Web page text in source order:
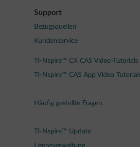
Support
Bezugsquellen
Kundenservice
TI-Nspire™ CX CAS Video-Tutorials
TI-Nspire™ CAS App Video
Häufig gestellte Fragen
TI-Nspire™ Update
Lizenzverwaltung